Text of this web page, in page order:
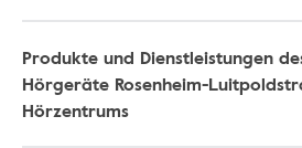
Produkte und Dienstleistungen
Hörgeräte Rosenheim-
Hörzentrums